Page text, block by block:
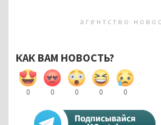
КАК ВАМ НОВОСТЬ?
0 0 0 0 0